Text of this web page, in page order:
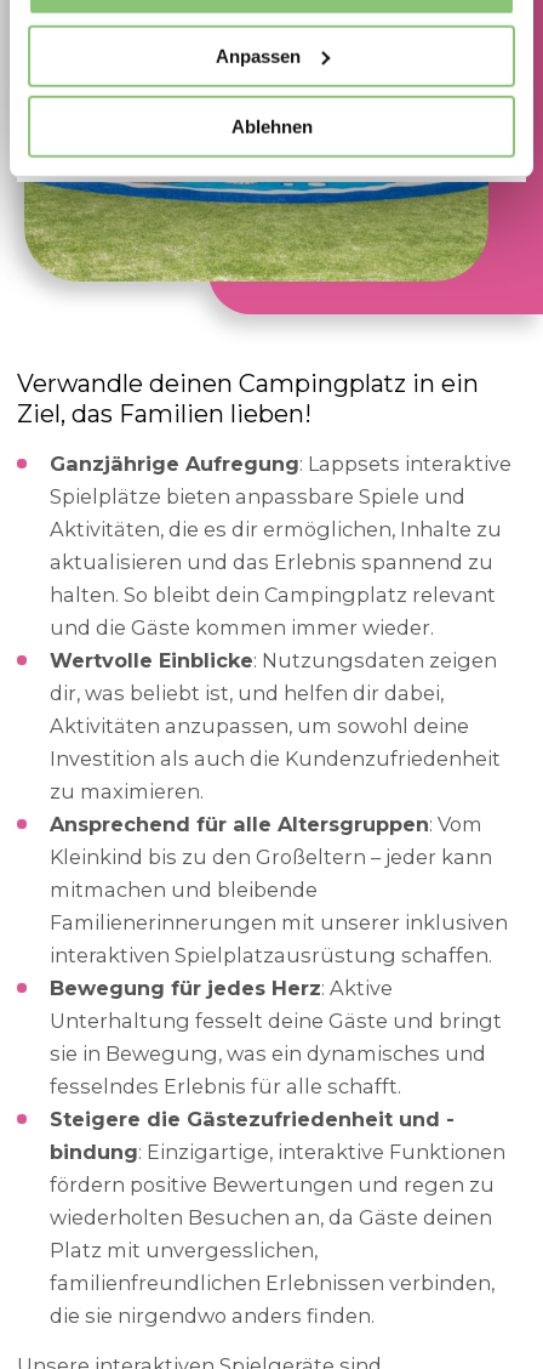
Anpassen
Ablehnen
Verwandle deinen Campingplatz in ein
Ziel, das Familien lieben!
Ganzjährige Aufregung: Lappsets interaktive
Spielplätze bieten anpassbare Spiele und
Aktivitäten, die es dir ermöglichen, Inhalte zu
aktualisieren und das Erlebnis spannend zu
halten. So bleibt dein Campingplatz relevant
und die Gäste kommen immer wieder.
Wertvolle Einblicke: Nutzungsdaten zeigen
dir, was beliebt ist, und helfen dir dabei,
Aktivitäten anzupassen, um sowohl deine
Investition als auch die Kundenzufriedenheit
zu maximieren.
Ansprechend für alle Altersgruppen: Vom
Kleinkind bis zu den Großeltern – jeder kann
mitmachen und bleibende
Familienerinnerungen mit unserer inklusiven
interaktiven Spielplatzausrüstung schaffen.
Bewegung für jedes Herz: Aktive
Unterhaltung fesselt deine Gäste und bringt
sie in Bewegung, was ein dynamisches und
fesselndes Erlebnis für alle schafft.
Steigere die Gästezufriedenheit und -
bindung: Einzigartige, interaktive Funktionen
fördern positive Bewertungen und regen zu
wiederholten Besuchen an, da Gäste deinen
Platz mit unvergesslichen,
familienfreundlichen Erlebnissen verbinden,
die sie nirgendwo anders finden.
Spielplatzoffensive 2026